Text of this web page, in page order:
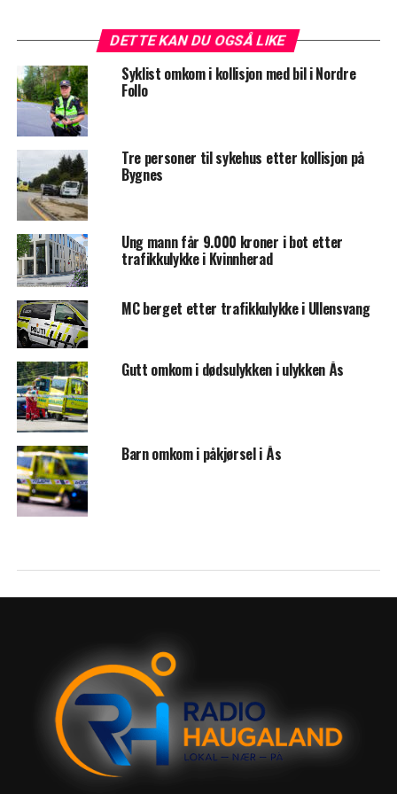
DETTE KAN DU OGSÅ LIKE
Syklist omkom i kollisjon med bil i Nordre
Follo
Tre personer til sykehus etter kollisjon på
Bygnes
Ung mann får 9.000 kroner i bot etter
trafikkulykke i Kvinnherad
MC berget etter trafikkulykke i Ullensvang
Gutt omkom i dødsulykken i ulykken Ås
Barn omkom i påkjørsel i Ås